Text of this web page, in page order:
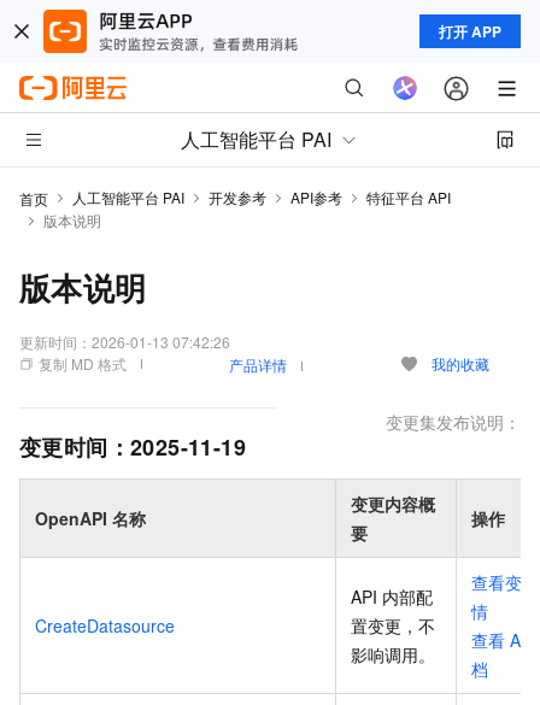
打开 APP
人工智能平台 PAI
首页 人工智能平台 PAI 开发参考 API参考
特征平台 API
版本说明
版本说明
更新时间： 2026-01-13 07:42:26
复制 MD 格式
产品详情 我的收藏
变更时间： 2025-11-19
变更集发布说明：
OpenAPI 名称
变更内容概
要
操作
CreateDatasource
API 内部配
置变更，不
影响调用。
查看变
情
查看 API
档